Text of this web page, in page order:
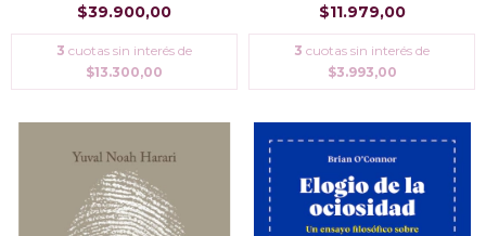
$39.900,00
3 cuotas sin interés de
$13.300,00
$11.979,00
3 cuotas sin interés de
$3.993,00